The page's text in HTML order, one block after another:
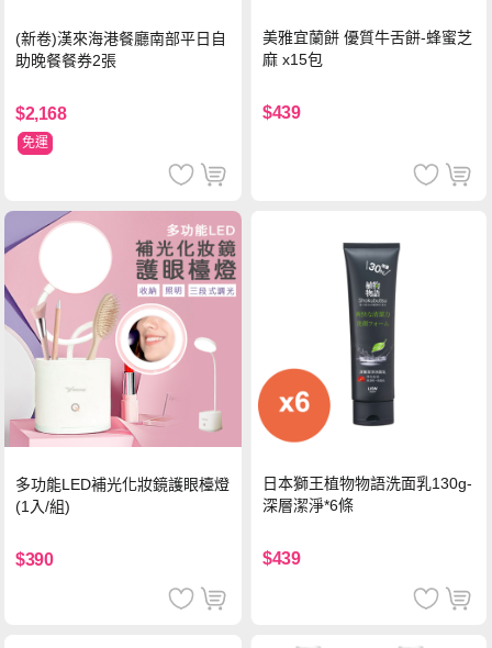
(新卷)漢來海港餐廳南部平日自
助晚餐餐券2張
$2,168
免運
美雅宜蘭餅 優質牛舌餅-蜂蜜芝
麻 x15包
$439
多功能LED補光化妝鏡護眼檯燈
(1入/組)
$390
日本獅王植物物語洗面乳130g-
深層潔淨*6條
$439